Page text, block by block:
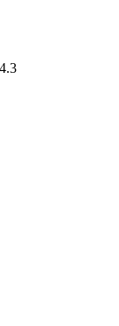
4.3